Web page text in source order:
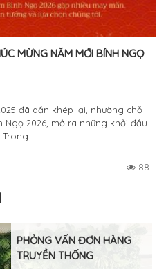
MỪNG NĂM MỚI BÍNH NGỌ
đã dần khép lại, nhường chỗ
Ngọ 2026, mở ra những khởi đầu
88
PHỎNG VẤN ĐƠN HÀNG
TRUYỀN THỐNG